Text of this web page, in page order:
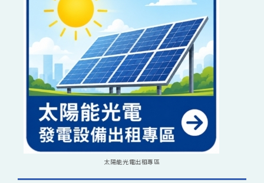
太陽能光電出租專區